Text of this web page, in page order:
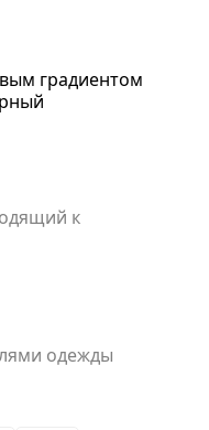
градиентом
к
одежды